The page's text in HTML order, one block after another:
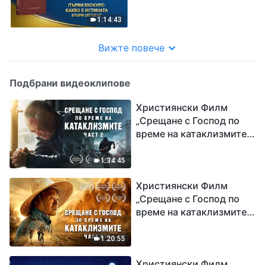
1:14:43
Вижте повече
Подбрани видеоклипове
1:34:45
Християнски Филм
„Срещане с Господ по
време на катаклизмите“
1:20:55
Християнски Филм
„Срещане с Господ по
време на катаклизмите“